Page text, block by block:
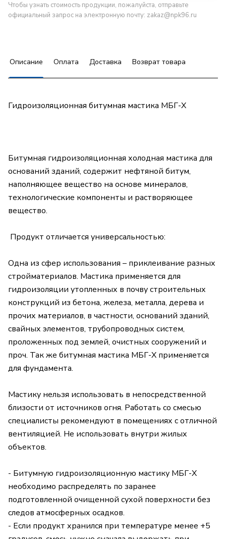
Чтобы узнать стоимость продукции, пожалуйста, отправьте
официальный запрос на электронную почту: zakaz@npk96.ru
Описание Оплата Доставка Возврат товара
Гидроизоляционная битумная мастика МБГ-Х
Битумная гидроизоляционная холодная мастика для
оснований зданий, содержит нефтяной битум,
наполняющее вещество на основе минералов,
технологические компоненты и растворяющее
вещество.
Продукт отличается универсальностью:
Одна из сфер использования – приклеивание разных
стройматериалов. Мастика применяется для
гидроизоляции утопленных в почву строительных
конструкций из бетона, железа, металла, дерева и
прочих материалов, в частности, оснований зданий,
свайных элементов, трубопроводных систем,
проложенных под землей, очистных сооружений и
проч. Так же битумная мастика МБГ-Х применяется
для фундамента.
Мастику нельзя использовать в непосредственной
близости от источников огня. Работать со смесью
специалисты рекомендуют в помещениях с отличной
вентиляцией. Не использовать внутри жилых
объектов.
- Битумную гидроизоляционную мастику МБГ-Х
необходимо распределять по заранее
подготовленной очищенной сухой поверхности без
следов атмосферных осадков.
- Если продукт хранился при температуре менее +5